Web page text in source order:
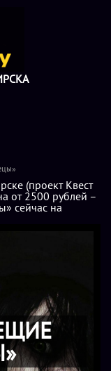
(проект Квест
от 2500 рублей –
сейчас на